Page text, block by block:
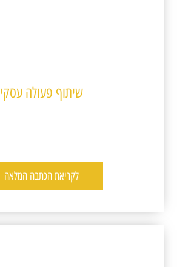
שיתוף פעולה עסקי
לקריאת הכתבה המלאה